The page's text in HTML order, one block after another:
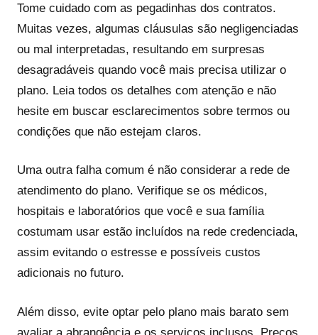
Tome cuidado com as pegadinhas dos contratos.
Muitas vezes, algumas cláusulas são negligenciadas
ou mal interpretadas, resultando em surpresas
desagradáveis quando você mais precisa utilizar o
plano. Leia todos os detalhes com atenção e não
hesite em buscar esclarecimentos sobre termos ou
condições que não estejam claros.
Uma outra falha comum é não considerar a rede de
atendimento do plano. Verifique se os médicos,
hospitais e laboratórios que você e sua família
costumam usar estão incluídos na rede credenciada,
assim evitando o estresse e possíveis custos
adicionais no futuro.
Além disso, evite optar pelo plano mais barato sem